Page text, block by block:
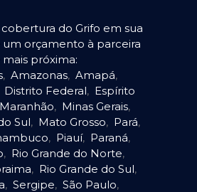
do Grifo em sua
um orçamento à parceira
próxima:
, Amazonas, Amapá,
Distrito Federal, Espírito
Maranhão, Minas Gerais,
Sul, Mato Grosso, Pará,
, Piauí, Paraná,
, Rio Grande do Norte,
, Rio Grande do Sul,
, Sergipe, São Paulo,